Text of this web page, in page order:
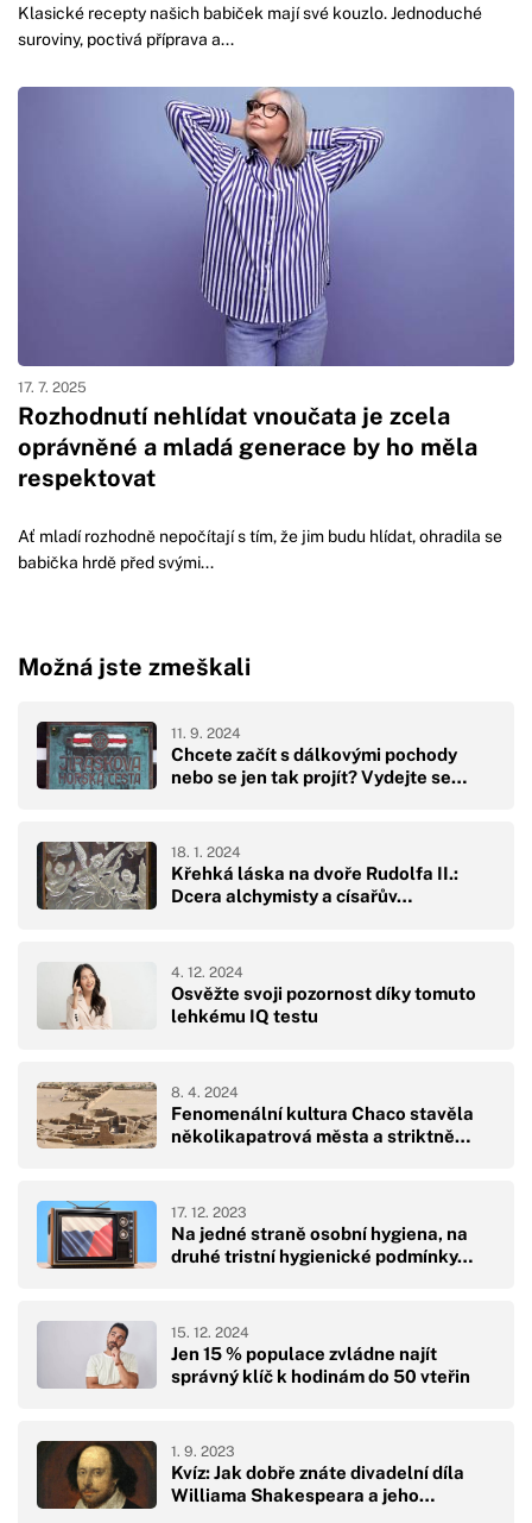
Klasické recepty našich babiček mají své kouzlo. Jednoduché
suroviny, poctivá příprava a...
Rozhodnutí nehlídat vnoučata je zcela
oprávněné a mladá generace by ho měla
respektovat
17. 7. 2025
Ať mladí rozhodně nepočítají s tím, že jim budu hlídat, ohradila se
babička hrdě před svými...
Možná jste zmeškali
Chcete začít s dálkovými pochody
nebo se jen tak projít? Vydejte se…
11. 9. 2024
Křehká láska na dvoře Rudolfa II.:
Dcera alchymisty a císařův…
18. 1. 2024
Osvěžte svoji pozornost díky tomuto
lehkému IQ testu
4. 12. 2024
Fenomenální kultura Chaco stavěla
několikapatrová města a striktně…
8. 4. 2024
Na jedné straně osobní hygiena, na
druhé tristní hygienické podmínky…
17. 12. 2023
Jen 15 % populace zvládne najít
správný klíč k hodinám do 50 vteřin
15. 12. 2024
Kvíz: Jak dobře znáte divadelní díla
Williama Shakespeara a jeho…
1. 9. 2023